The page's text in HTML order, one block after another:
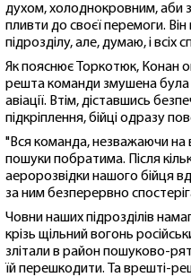
духом, холоднокровним, аби
пливти до своєї перемоги.
підрозділу, але, думаю, і всіх
Як пояснює Торкотюк, Конан
решта команди змушена була
авіації. Втім, діставшись
підкріплення, бійці одразу
"Вся команда, незважаючи на
пошуки побратима. Після
аеророзвідки нашого бійця
за ним безперервно
Човни наших підрозділів
крізь щільний вогонь
злітали в район пошуково-
їй перешкодити. Та врешті-